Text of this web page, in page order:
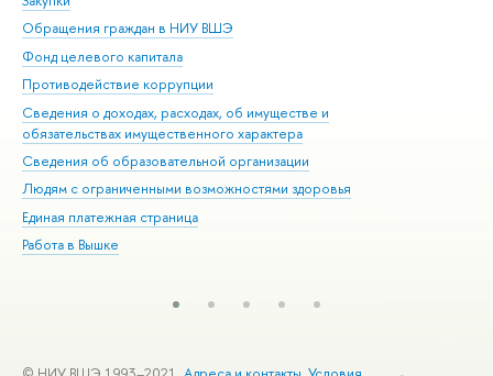
Обращения граждан в НИУ ВШЭ
Фонд целевого капитала
Противодействие коррупции
Сведения о доходах, расходах, об имуществе и
обязательствах имущественного характера
Сведения об образовательной организации
Людям с ограниченными возможностями здоровья
Единая платежная страница
Работа в Вышке